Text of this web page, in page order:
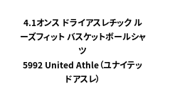
4.1オンス ドライアスレチック ル
ーズフィット バスケットボールシャ
ツ
5992 United Athle（ユナイテッ
ドアスレ）